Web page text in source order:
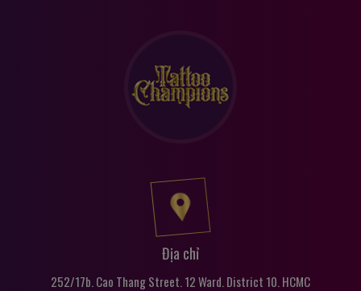
Địa chỉ
252/17b. Cao Thang Street. 12 Ward. District 10. HCMC